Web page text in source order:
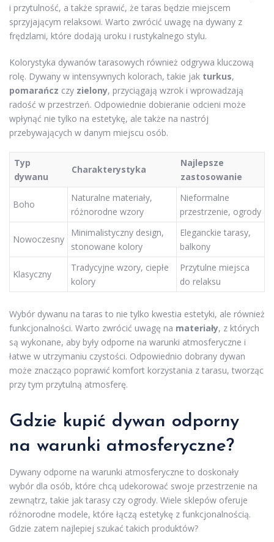
i przytulność, a także sprawić, że taras będzie miejscem
sprzyjającym relaksowi. Warto zwrócić uwagę na dywany z
frędzlami, które dodają uroku i rustykalnego stylu.
Kolorystyka dywanów tarasowych również odgrywa kluczową
rolę. Dywany w intensywnych kolorach, takie jak turkus,
pomarańcz czy zielony, przyciągają wzrok i wprowadzają
radość w przestrzeń. Odpowiednie dobieranie odcieni może
wpłynąć nie tylko na estetykę, ale także na nastrój
przebywających w danym miejscu osób.
Typ
dywanu
Charakterystyka
Najlepsze
zastosowanie
Boho
Naturalne materiały,
różnorodne wzory
Nieformalne
przestrzenie, ogrody
Nowoczesny
Minimalistyczny design,
stonowane kolory
Eleganckie tarasy,
balkony
Klasyczny
Tradycyjne wzory, ciepłe
kolory
Przytulne miejsca
do relaksu
Wybór dywanu na taras to nie tylko kwestia estetyki, ale również
funkcjonalności. Warto zwrócić uwagę na materiały, z których
są wykonane, aby były odporne na warunki atmosferyczne i
łatwe w utrzymaniu czystości. Odpowiednio dobrany dywan
może znacząco poprawić komfort korzystania z tarasu, tworząc
przy tym przytulną atmosferę.
Gdzie kupić dywan odporny
na warunki atmosferyczne?
Dywany odporne na warunki atmosferyczne to doskonały
wybór dla osób, które chcą udekorować swoje przestrzenie na
zewnątrz, takie jak tarasy czy ogrody. Wiele sklepów oferuje
różnorodne modele, które łączą estetykę z funkcjonalnością.
Gdzie zatem najlepiej szukać takich produktów?